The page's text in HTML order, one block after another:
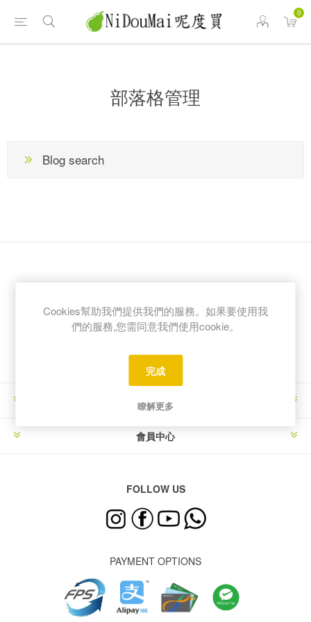
0
部落格管理
Blog search
資訊中心
會員中心
FOLLOW US
PAYMENT OPTIONS
Cookies幫助我們提供我們的服務。如果要使用我
們的服務,您需同意我們使用cookie。
完成
瞭解更多